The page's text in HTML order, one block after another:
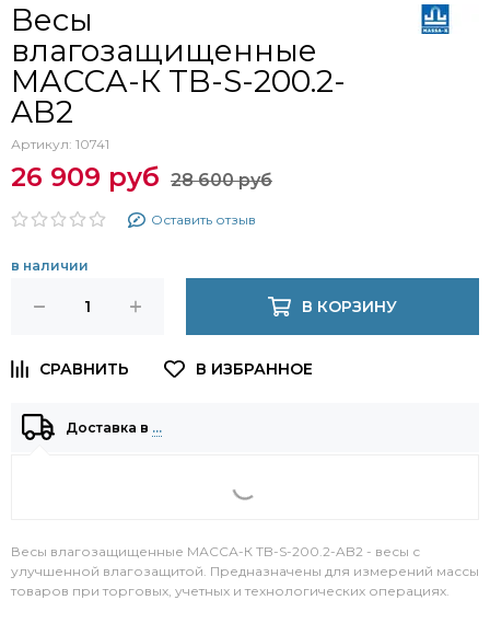
Весы
влагозащищенные
МАССА-К TB-S-200.2-
AB2
Артикул: 10741
26 909 руб 28 600 руб
Оставить отзыв
в наличии
В КОРЗИНУ
Доставка в …
Весы влагозащищенные МАССА-К TB-S-200.2-AB2 - весы с
улучшенной влагозащитой. Предназначены для измерений массы
товаров при торговых, учетных и технологических операциях.